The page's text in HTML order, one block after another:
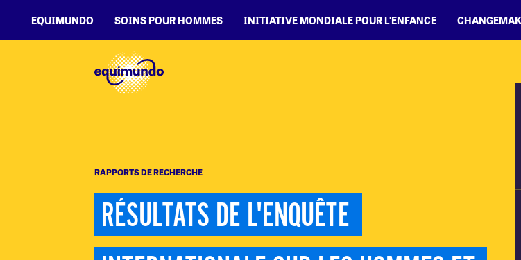
EQUIMUNDO SOINS POUR HOMMES INITIATIVE MONDIALE POUR L'ENFANCE
RAPPORTS DE RECHERCHE
RÉSULTATS DE L'ENQUÊTE